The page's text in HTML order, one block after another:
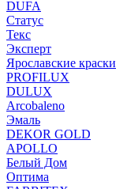
DUFA
Статус
Текс
Эксперт
Ярославские краски
PROFILUX
DULUX
Arcobaleno
Эмаль
DEKOR GOLD
APOLLO
Белый Дом
Оптима